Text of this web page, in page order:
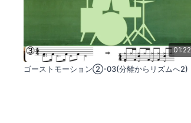
01:22
ゴーストモーション②-03(分離からリズムへ2)